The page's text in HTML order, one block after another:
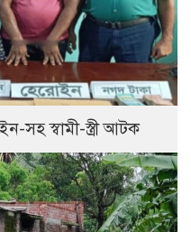
সহ স্বামী-স্ত্রী আটক